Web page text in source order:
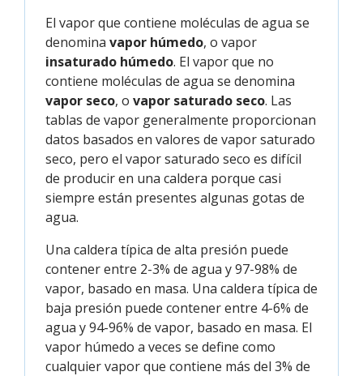
El vapor que contiene moléculas de agua se
denomina vapor húmedo, o vapor
insaturado húmedo. El vapor que no
contiene moléculas de agua se denomina
vapor seco, o vapor saturado seco. Las
tablas de vapor generalmente proporcionan
datos basados en valores de vapor saturado
seco, pero el vapor saturado seco es difícil
de producir en una caldera porque casi
siempre están presentes algunas gotas de
agua.
Una caldera típica de alta presión puede
contener entre 2-3% de agua y 97-98% de
vapor, basado en masa. Una caldera típica de
baja presión puede contener entre 4-6% de
agua y 94-96% de vapor, basado en masa. El
vapor húmedo a veces se define como
cualquier vapor que contiene más del 3% de